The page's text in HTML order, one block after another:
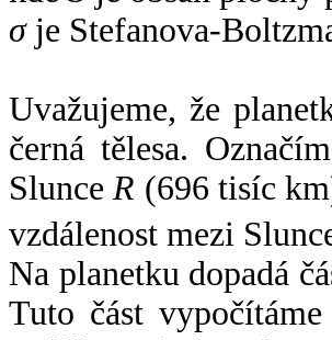
σje Stefanova-
Uvažujeme, že
černá tělesa.
SlunceR (696 tisíc
vzdálenost mezi
Na planetku dopadá
Tuto část